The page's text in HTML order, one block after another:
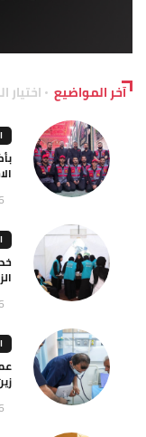
آخر المواضيع اختيار